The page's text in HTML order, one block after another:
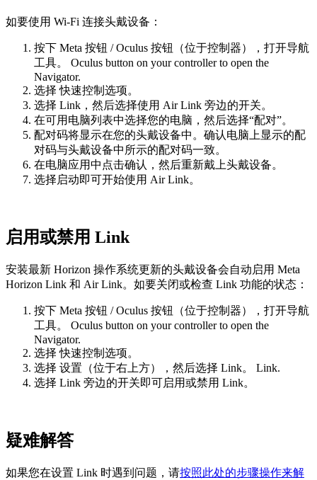
如要使用 Wi-Fi 连接头戴设备：
按下 Meta 按钮 /Oculus 按钮
（位于控制器），打开导航
工具。
Oculus button on your controller to open the
Navigator.
选择 快速控制选项。
选择 Link ，然后选择使用 Air Link 旁边的开关。
在可用电脑列表中选择您的电脑，然后选择“配对”。
配对码将显示在您的头戴设备中。确认电脑上显示的配
对码与头戴设备中所示的配对码一致。
在电脑应用中点击确认 ，然后重新戴上头戴设备。
选择 启动即可开始使用 Air Link。
启用或禁用 Link
安装最新 Horizo​​n 操作系统更新的头戴设备会自动启用 Meta
Horizon Link 和 Air Link。如要关闭或检查 Link 功能的状态：
按下 Meta 按钮 /Oculus 按钮
（位于控制器），打开导航
工具。
Oculus button on your controller to open the
Navigator.
选择 快速控制选项。
选择 设置 （位于右上方），然后选择 Link。 Link.
选择 Link 旁边的开关即可启用或禁用 Link。
疑难解答
如果您在设置 Link 时遇到问题，请按照此处的步骤操作来解